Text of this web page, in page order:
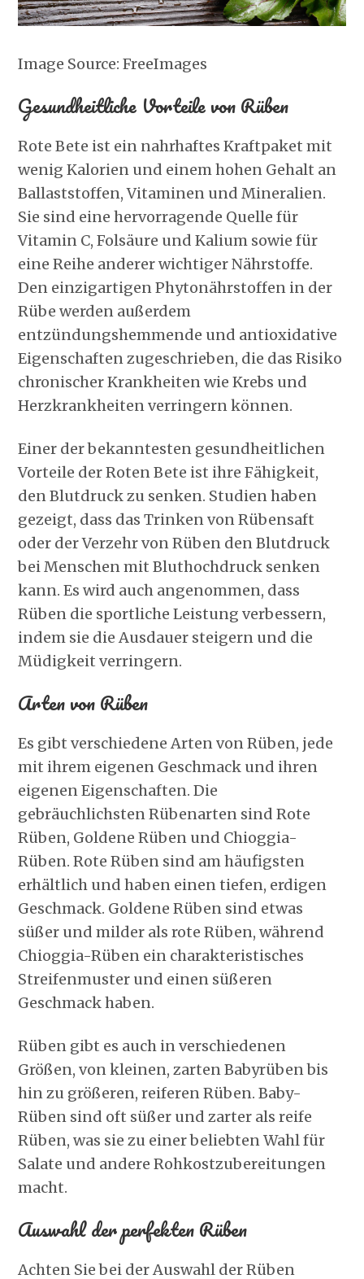
Image Source: FreeImages‍
Gesundheitliche Vorteile von Rüben
Rote Bete ist ein nahrhaftes Kraftpaket mit
wenig Kalorien und einem hohen Gehalt an
Ballaststoffen, Vitaminen und Mineralien.
Sie sind eine hervorragende Quelle für
Vitamin C, Folsäure und Kalium sowie für
eine Reihe anderer wichtiger Nährstoffe.
Den einzigartigen Phytonährstoffen in der
Rübe werden außerdem
entzündungshemmende und antioxidative
Eigenschaften zugeschrieben, die das Risiko
chronischer Krankheiten wie Krebs und
Herzkrankheiten verringern können.
Einer der bekanntesten gesundheitlichen
Vorteile der Roten Bete ist ihre Fähigkeit,
den Blutdruck zu senken. Studien haben
gezeigt, dass das Trinken von Rübensaft
oder der Verzehr von Rüben den Blutdruck
bei Menschen mit Bluthochdruck senken
kann. Es wird auch angenommen, dass
Rüben die sportliche Leistung verbessern,
indem sie die Ausdauer steigern und die
Müdigkeit verringern.
Arten von Rüben
Es gibt verschiedene Arten von Rüben, jede
mit ihrem eigenen Geschmack und ihren
eigenen Eigenschaften. Die
gebräuchlichsten Rübenarten sind Rote
Rüben, Goldene Rüben und Chioggia-
Rüben. Rote Rüben sind am häufigsten
erhältlich und haben einen tiefen, erdigen
Geschmack. Goldene Rüben sind etwas
süßer und milder als rote Rüben, während
Chioggia-Rüben ein charakteristisches
Streifenmuster und einen süßeren
Geschmack haben.
Rüben gibt es auch in verschiedenen
Größen, von kleinen, zarten Babyrüben bis
hin zu größeren, reiferen Rüben. Baby-
Rüben sind oft süßer und zarter als reife
Rüben, was sie zu einer beliebten Wahl für
Salate und andere Rohkostzubereitungen
macht.
Auswahl der perfekten Rüben
Achten Sie bei der Auswahl der Rüben